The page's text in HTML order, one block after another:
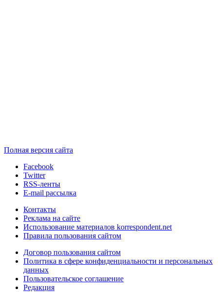
Полная версия сайта
Facebook
Twitter
RSS-ленты
E-mail рассылка
Контакты
Реклама на сайте
Использование материалов korrespondent.net
Правила пользования сайтом
Договор пользования сайтом
Политика в сфере конфиденциальности и персональных
данных
Пользовательское соглашение
Редакция